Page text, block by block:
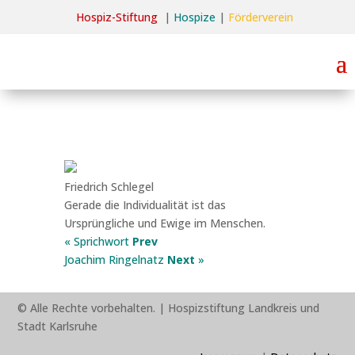
Hospiz-Stiftung | Hospize | Förderverein
Friedrich Schlegel
Gerade die Individualität ist das
Ursprüngliche und Ewige im Menschen.
« Sprichwort Prev
Joachim Ringelnatz Next »
© Alle Rechte vorbehalten. | Hospizstiftung Landkreis und
Stadt Karlsruhe